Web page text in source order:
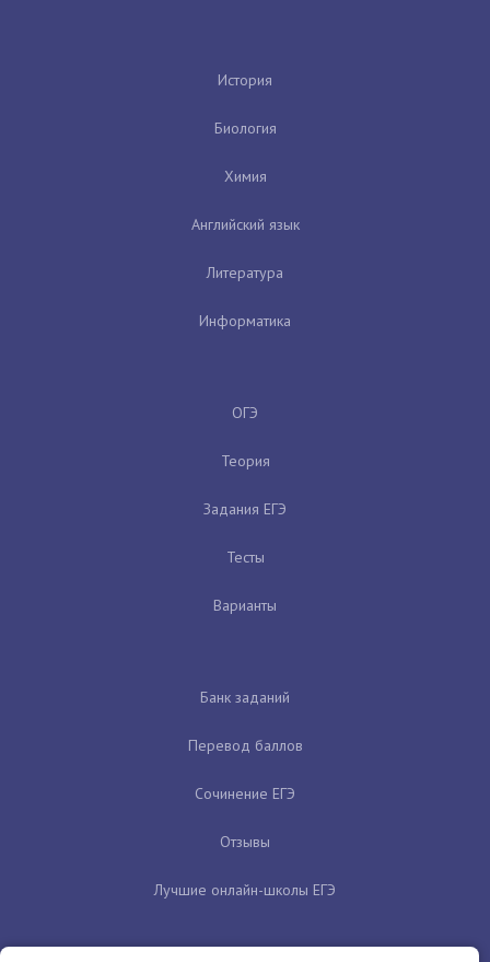
История
Биология
Химия
Английский язык
Литература
Информатика
ОГЭ
Теория
Задания ЕГЭ
Тесты
Варианты
Банк заданий
Перевод баллов
Сочинение ЕГЭ
Отзывы
Лучшие онлайн-школы ЕГЭ